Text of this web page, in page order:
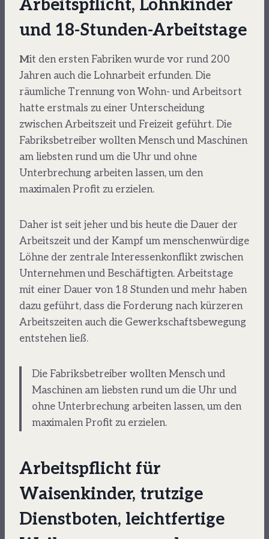
Arbeitspflicht, Lohnkinder
und 18-Stunden-Arbeitstage
Mit den ersten Fabriken wurde vor rund 200
Jahren auch die Lohnarbeit erfunden. Die
räumliche Trennung von Wohn- und Arbeitsort
hatte erstmals zu einer Unterscheidung
zwischen Arbeitszeit und Freizeit geführt. Die
Fabriksbetreiber wollten Mensch und Maschinen
am liebsten rund um die Uhr und ohne
Unterbrechung arbeiten lassen, um den
maximalen Profit zu erzielen.
Daher ist seit jeher und bis heute die Dauer der
Arbeitszeit und der Kampf um menschenwürdige
Löhne der zentrale Interessenkonflikt zwischen
Unternehmen und Beschäftigten. Arbeitstage
mit einer Dauer von 18 Stunden und mehr haben
dazu geführt, dass die Forderung nach kürzeren
Arbeitszeiten auch die Gewerkschaftsbewegung
entstehen ließ.
Die Fabriksbetreiber wollten Mensch und
Maschinen am liebsten rund um die Uhr und
ohne Unterbrechung arbeiten lassen, um den
maximalen Profit zu erzielen.
Arbeitspflicht für
Waisenkinder, trutzige
Dienstboten, leichtfertige